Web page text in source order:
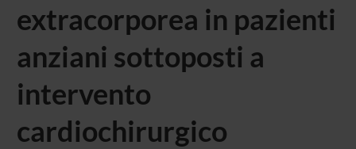
extracorporea in pazienti
anziani sottoposti a
intervento
cardiochirurgico